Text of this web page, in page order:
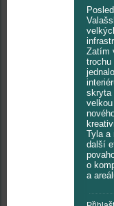
Zatím
skryta
Tyla a
další
o
a